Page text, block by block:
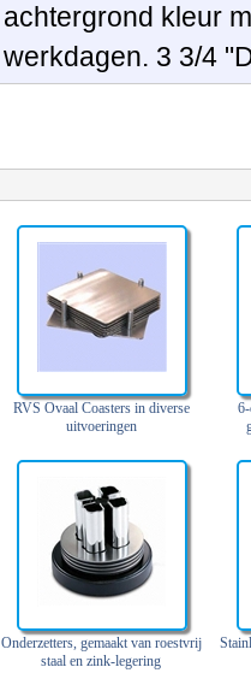
achtergrond kleur
werkdagen. 3 3/4
RVS Ovaal Coasters in diverse
uitvoeringen
Onderzetters, gemaakt van roestvrij
staal en zink-legering